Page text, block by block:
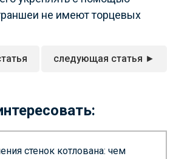
не имеют торцевых
следующая статья ►